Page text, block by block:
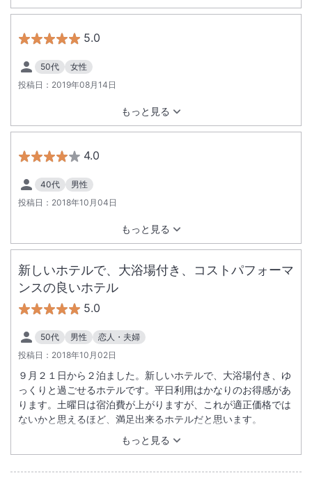
5.0
50代
女性
投稿日： 2019年08月14日
もっと見る
4.0
40代
男性
投稿日： 2018年10月04日
もっと見る
新しいホテルで、大浴場付き、コストパフォーマ
ンスの良いホテル
5.0
50代 男性
恋人・夫婦
投稿日： 2018年10月02日
もっと見る
９月２１日から２泊ました。新しいホテルで、大浴場付き、ゆ
っくりと過ごせるホテルです。平日利用はかなりのお得感があ
ります。土曜日は宿泊費が上がりますが、これが適正価格では
ないかと思えるほど、満足出来るホテルだと思います。